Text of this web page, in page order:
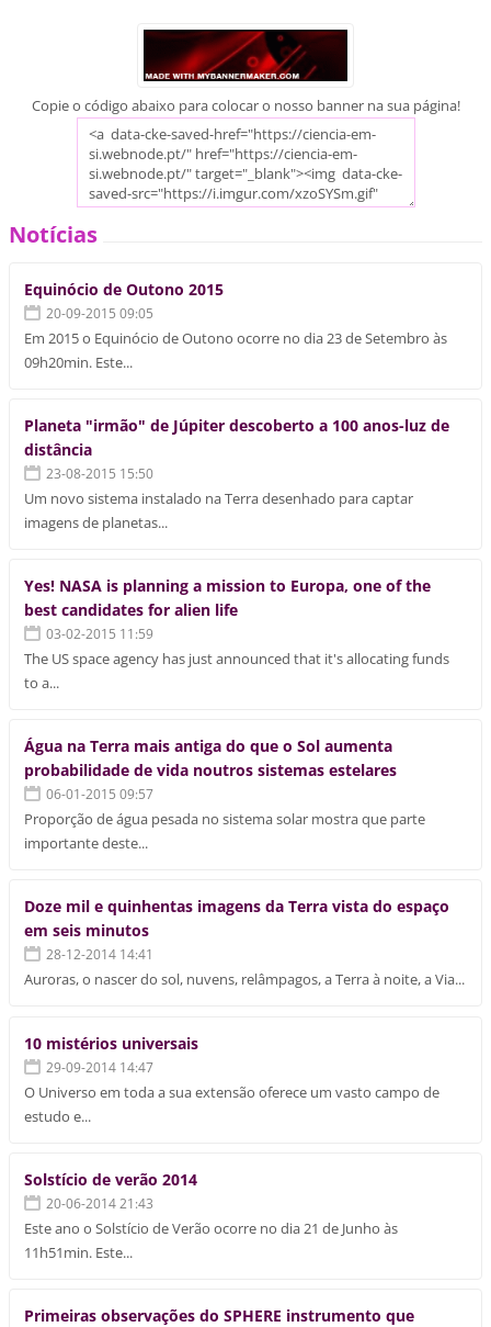
Copie o código abaixo para colocar o nosso banner na sua página!
Notícias
Equinócio de Outono 2015
20-09-2015 09:05
Em 2015 o Equinócio de Outono ocorre no dia 23 de Setembro às
09h20min. Este...
Planeta "irmão" de Júpiter descoberto a 100 anos-luz de
distância
23-08-2015 15:50
Um novo sistema instalado na Terra desenhado para captar
imagens de planetas...
Yes! NASA is planning a mission to Europa, one of the
best candidates for alien life
03-02-2015 11:59
The US space agency has just announced that it's allocating funds
to a...
Água na Terra mais antiga do que o Sol aumenta
probabilidade de vida noutros sistemas estelares
06-01-2015 09:57
Proporção de água pesada no sistema solar mostra que parte
importante deste...
Doze mil e quinhentas imagens da Terra vista do espaço
em seis minutos
28-12-2014 14:41
Auroras, o nascer do sol, nuvens, relâmpagos, a Terra à noite, a Via...
10 mistérios universais
29-09-2014 14:47
O Universo em toda a sua extensão oferece um vasto campo de
estudo e...
Solstício de verão 2014
20-06-2014 21:43
Este ano o Solstício de Verão ocorre no dia 21 de Junho às
11h51min. Este...
Primeiras observações do SPHERE instrumento que